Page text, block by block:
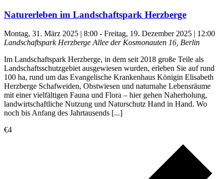
Naturerleben im Landschaftspark Herzberge
Montag, 31. März 2025 | 8:00 - Freitag, 19. Dezember 2025 | 12:00
Landschaftspark Herzberge Allee der Kosmonauten 16, Berlin
Im Landschaftspark Herzberge, in dem seit 2018 große Teile als
Landschaftsschutzgebiet ausgewiesen wurden, erleben Sie auf rund
100 ha, rund um das Evangelische Krankenhaus Königin Elisabeth
Herzberge Schafweiden, Obstwiesen und naturnahe Lebensräume
mit einer vielfältigen Fauna und Flora – hier gehen Naherholung,
landwirtschaftliche Nutzung und Naturschutz Hand in Hand. Wo
noch bis Anfang des Jahrtausends [...]
€4